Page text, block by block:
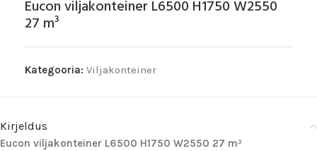
Eucon viljakonteiner L6500 H1750 W2550
27 m³
Kategooria: Viljakonteiner
Kirjeldus
Eucon viljakonteiner L6500 H1750 W2550 27 m³